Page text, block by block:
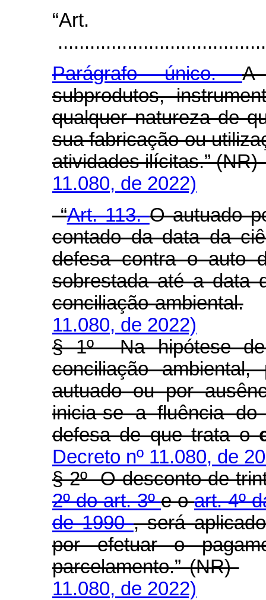
Parágrafo único.A
subprodutos,
qualquer natureza de
sua fabricação ou
atividades ilícitas.”
11.080, de 2022)
“Art. 113.O autuado
contado da data da
defesa contra o auto
sobrestada até a data
conciliação ambiental.
11.080, de 2022)
§ 1º Na hipótese de
conciliação
autuado ou por
inicia-se a fluência do
defesa de que trata o
Decreto nº 11.080, de
§ 2º O desconto de
2º do art. 3ºe oart. 4º
de 1990, será
por efetuar o
parcelamento.” (NR)
11.080, de 2022)